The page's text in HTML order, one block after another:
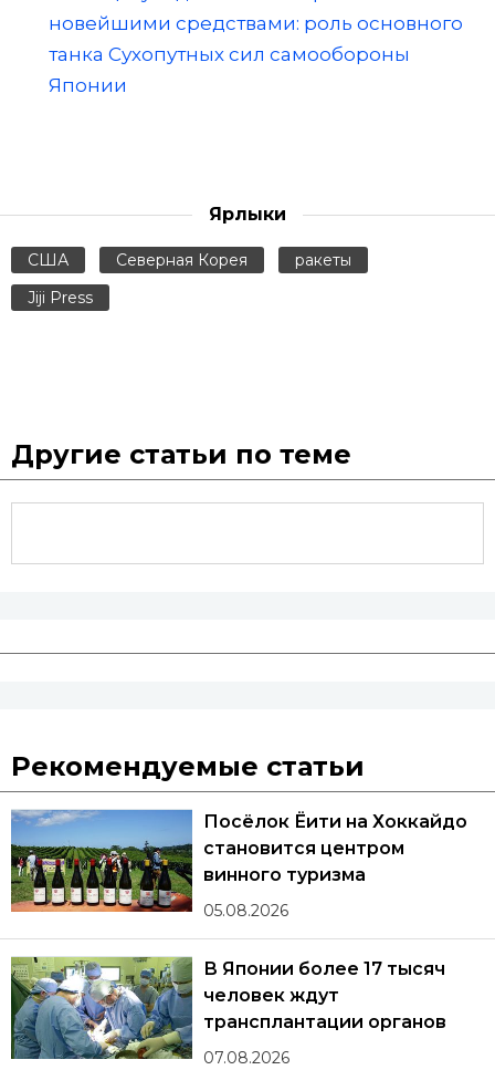
новейшими средствами: роль основного
танка Сухопутных сил самообороны
Японии
Ярлыки
США Северная Корея
ракеты
Jiji Press
Другие статьи по теме
Рекомендуемые статьи
Посёлок Ёити на Хоккайдо
становится центром
винного туризма
05.08.2026
В Японии более 17 тысяч
человек ждут
трансплантации органов
07.08.2026